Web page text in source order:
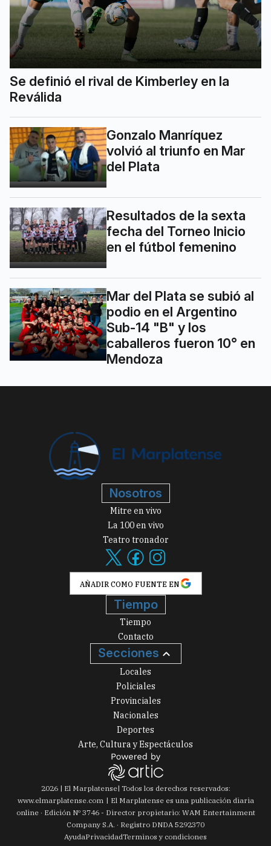
Se definió el rival de Kimberley en la
Reválida
Gonzalo Manríquez
volvió al triunfo en Mar
del Plata
Resultados de la sexta
fecha del Torneo Inicio
en el fútbol femenino
Mar del Plata se subió al
podio en el Argentino
Sub-14 "B" y los
caballeros fueron 10° en
Mendoza
Nosotros
Mitre en vivo
La 100 en vivo
Teatro tronador
AÑADIR COMO FUENTE EN
Tiempo
Tiempo
Contacto
Secciones
Locales
Policiales
Provinciales
Nacionales
Deportes
Arte, Cultura y Espectáculos
2026| El Marplatense| Todos los derechos reservados:
www.elmarplatense.com
El Marplatense es una publicación diaria
online · Edición Nº 3746- Director propietario: WAM Entertainment
Company S.A. · Registro DNDA 5292370
AyudaPrivacidadTerminos y condiciones